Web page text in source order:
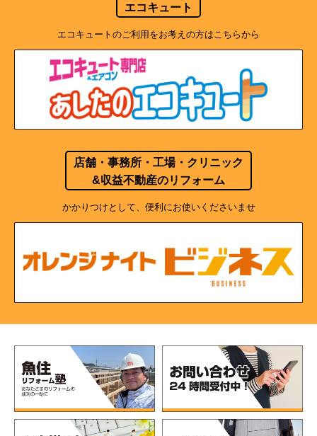
エコキュート
エコキュートのご利用をお考えの方はこちらから
店舗・事務所・工場・クリニック
&収益不動産のリフォーム
かかりつけとして、便利にお使いくださいませ